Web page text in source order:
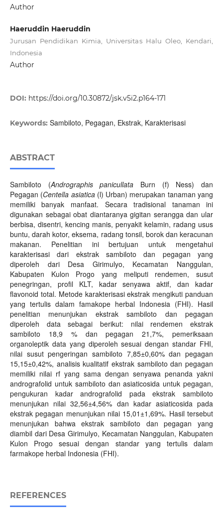
Author
Haeruddin Haeruddin
Jurusan Pendidikan Kimia, Universitas Halu Oleo, Kendari,
Indonesia
Author
DOI: https://doi.org/10.30872/jsk.v5i2.p164-171
Keywords: Sambiloto, Pegagan, Ekstrak, Karakterisasi
ABSTRACT
Sambiloto (Andrographis panicullata Burn (f) Ness) dan
Pegagan (Centella asiatica(l) Urban) merupakan tanaman yang
memiliki banyak manfaat. Secara tradisional tanaman ini
digunakan sebagai obat diantaranya gigitan serangga dan ular
berbisa, disentri, kencing manis, penyakit kelamin, radang usus
buntu, darah kotor, eksema, radang tonsil, borok dan keracunan
makanan. Penelitian ini bertujuan untuk mengetahui
karakterisasi dari ekstrak sambiloto dan pegagan yang
diperoleh dari Desa Girimulyo, Kecamatan Nanggulan,
Kabupaten Kulon Progo yang meliputi rendemen, susut
penegringan, profil KLT, kadar senyawa aktif, dan kadar
flavonoid total. Metode karakterisasi ekstrak mengikuti panduan
yang tertulis dalam famakope herbal Indonesia (FHI). Hasil
penelitian menunjukan ekstrak sambiloto dan pegagan
diperoleh data sebagai berikut: nilai rendemen ekstrak
sambiloto 18,9 % dan pegagan 21,7%, pemeriksaan
organoleptik data yang diperoleh sesuai dengan standar FHI,
nilai susut pengeringan sambiloto 7,85±0,60% dan pegagan
15,15±0,42%, analisis kualitatif ekstrak sambiloto dan pegagan
memiliki nilai rf yang sama dengan senyawa penanda yakni
andrografolid untuk sambiloto dan asiaticosida untuk pegagan,
pengukuran kadar andrografolid pada ekstrak sambiloto
menunjukan nilai 32,56±4,56% dan kadar asiaticosida pada
ekstrak pegagan menunjukan nilai 15,01±1,69%. Hasil tersebut
menunjukan bahwa ekstrak sambiloto dan pegagan yang
diambil dari Desa Girimulyo, Kecamatan Nanggulan, Kabupaten
Kulon Progo sesuai dengan standar yang tertulis dalam
farmakope herbal Indonesia (FHI).
REFERENCES